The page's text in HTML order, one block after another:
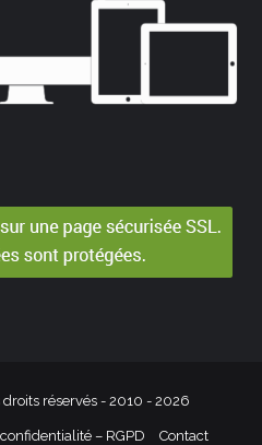
droits réservés - 2010 - 2026
– RGPD Contact